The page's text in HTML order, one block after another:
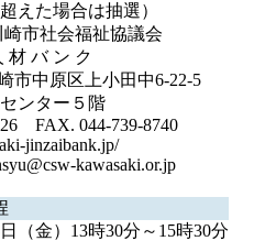
えた場合は抽選）
市社会福祉協議会
材 バ ン ク
市中原区上小田中6-22-5
ンター５階
FAX. 044-739-8740
jinzaibank.jp/
kawasaki.or.jp
（金）13時30分～15時30分